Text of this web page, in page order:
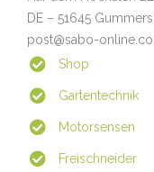
DE – 51645
post@sabo-
Shop
Gartentechnik
Motorsensen
Freischneider